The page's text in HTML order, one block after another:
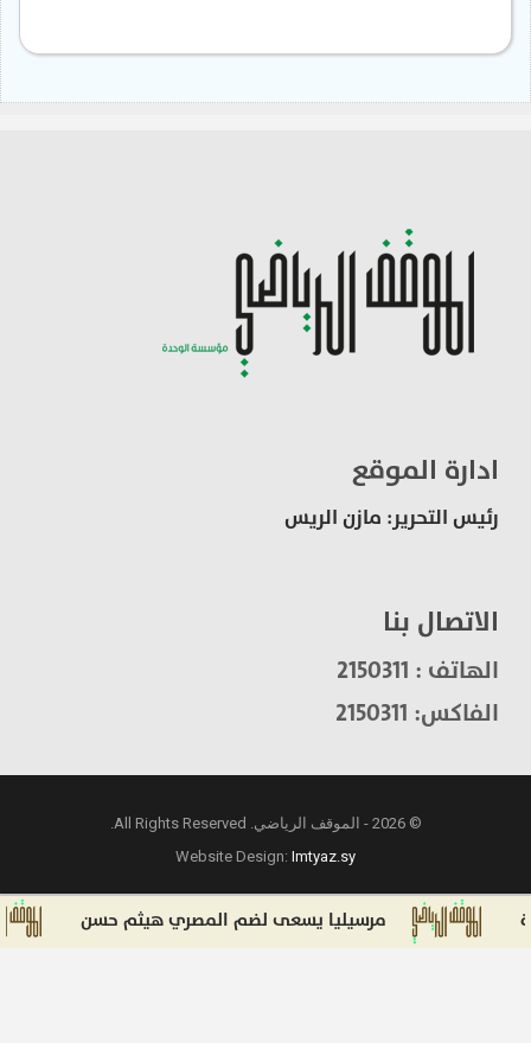
ادارة الموقع
رئيس التحرير: مازن الريس
الاتصال بنا
الهاتف : 2150311
الفاكس: 2150311
© 2026 - الموقف الرياضي. All Rights Reserved.
Website Design:Imtyaz.sy
مرسيليا يسعى لضم المصري هيثم حسن